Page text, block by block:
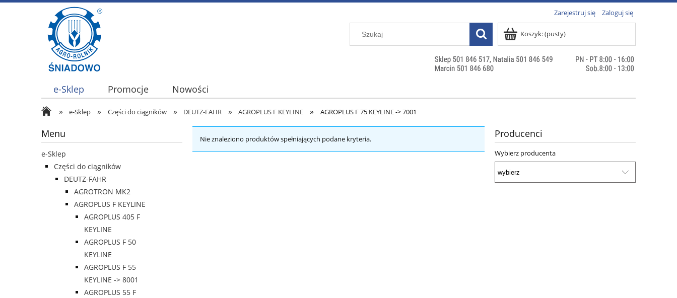
Zarejestruj się Zaloguj się
Koszyk:(pusty)
e-Sklep Promocje Nowości
» e-Sklep » Części do ciągników » DEUTZ-FAHR » AGROPLUS F KEYLINE » AGROPLUS F 75 KEYLINE -> 7001
Menu
e-Sklep
Części do ciągników
DEUTZ-FAHR
AGROTRON MK2
AGROPLUS F KEYLINE
AGROPLUS 405 F
KEYLINE
AGROPLUS F 50
KEYLINE
AGROPLUS F 55
KEYLINE -> 8001
AGROPLUS 55 F
Nie znaleziono produktów spełniających podane kryteria. Producenci
Wybierz producenta